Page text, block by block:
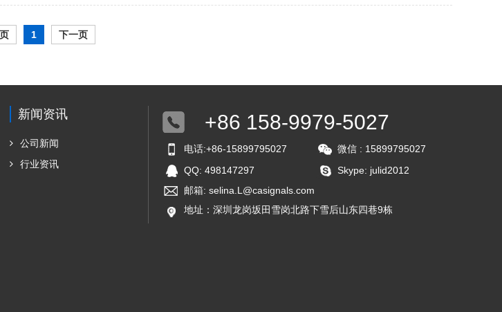
1 下一页
新闻资讯
公司新闻
行业资讯
+86 158-9979-5027
电话:+86-15899795027
微信 : 15899795027
QQ: 498147297
Skype: julid2012
邮箱: selina.L@casignals.com
地址：深圳龙岗坂田雪岗北路下雪后山东四巷9栋